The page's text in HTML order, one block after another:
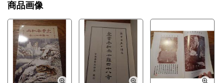
商品画像